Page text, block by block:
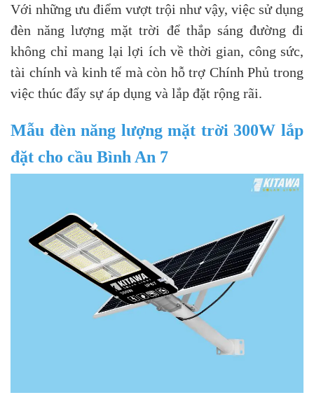
Với những ưu điểm vượt trội như vậy, việc sử dụng
đèn năng lượng mặt trời để thắp sáng đường đi
không chỉ mang lại lợi ích về thời gian, công sức,
tài chính và kinh tế mà còn hỗ trợ Chính Phủ trong
việc thúc đẩy sự áp dụng và lắp đặt rộng rãi.
Mẫu đèn năng lượng mặt trời 300W lắp
đặt cho cầu Bình An 7